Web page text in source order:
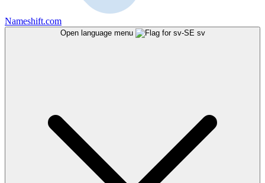
Nameshift.com
Open language menu sv